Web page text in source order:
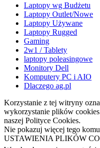
Laptopy wg Budżetu
Laptopy Outlet/Nowe
Laptopy Używane
Laptopy Rugged
Gaming
2w1 / Tablety
laptopy poleasingowe
Monitory Dell
Komputery PC i AIO
Dlaczego ag.pl
Korzystanie z tej witryny
wykorzystanie plików
naszej Polityce Cookies.
Nie pokazuj więcej tego
USTAWIENIA PLIKÓW